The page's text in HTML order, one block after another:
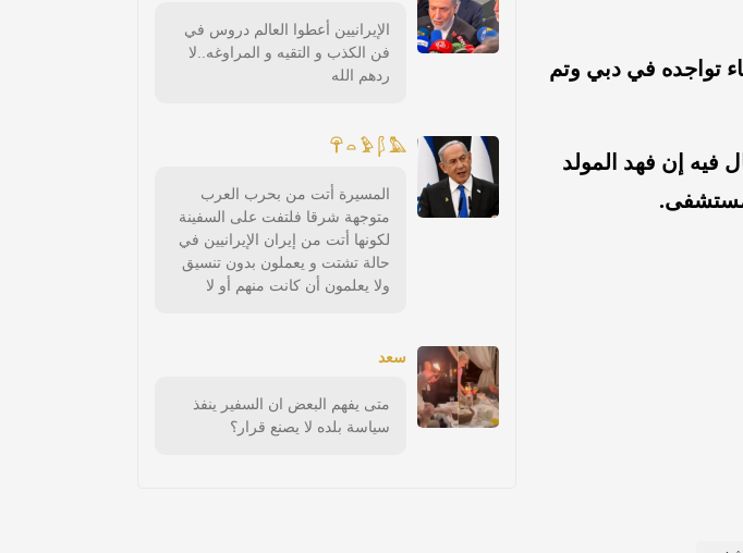
تواجده في دبي وتم
فيه إن فهد المولد
الإيرانيين أعطوا العالم دروس في
فن الكذب و التقيه و المراوغه..لا
ردهم الله
𓋺 𓏏 𓅱 𓆄 𓅓
المسيرة أتت من بحرب العرب
متوجهة شرقا فلتفت على السفينة
لكونها أتت من إيران الإيرانيين في
حالة تشتت و يعملون بدون تنسيق
ولا يعلمون أن كانت منهم أو لا
سعد
متى يفهم البعض ان السفير ينفذ
سياسة بلده لا يصنع قرار؟